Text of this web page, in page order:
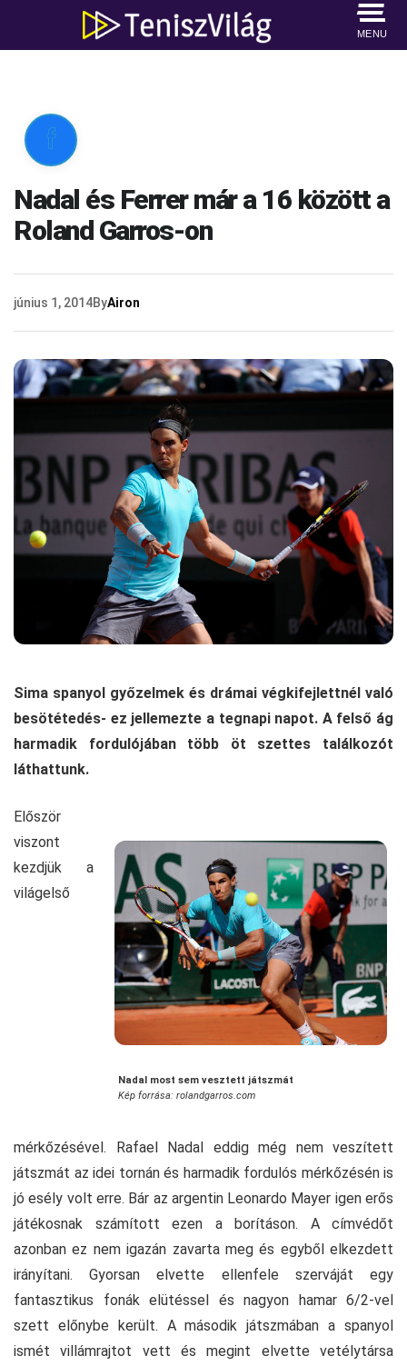
MENU

Nadal és Ferrer már a 16 között a
Roland Garros-on
június 1, 2014ByAiron
Sima spanyol győzelmek és drámai végkifejlettnél való
besötétedés- ez jellemezte a tegnapi napot. A felső ág
harmadik fordulójában több öt szettes találkozót
láthattunk.
Nadal most sem vesztett játszmát
Kép forrása: rolandgarros.com
Először
viszont
kezdjük a
világelső
mérkőzésével. Rafael Nadal eddig még nem veszített
játszmát az idei tornán és harmadik fordulós mérkőzésén is
jó esély volt erre. Bár az argentin Leonardo Mayer igen erős
játékosnak számított ezen a borításon. A címvédőt
azonban ez nem igazán zavarta meg és egyből elkezdett
irányítani. Gyorsan elvette ellenfele szerváját egy
fantasztikus fonák elütéssel és nagyon hamar 6/2-vel
szett előnybe került. A második játszmában a spanyol
ismét villámrajtot vett és megint elvette vetélytársa